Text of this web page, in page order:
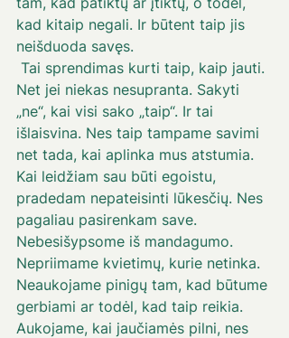
kad kitaip negali. Ir būtent taip jis
neišduoda savęs.
Net jei niekas nesupranta. Sakyti
„ne“, kai visi sako „taip“. Ir tai
išlaisvina. Nes taip tampame savimi
net tada, kai aplinka mus atstumia.
Kai leidžiam sau būti egoistu,
pradedam nepateisinti lūkesčių. Nes
pagaliau pasirenkam save.
Nebesišypsome iš mandagumo.
Nepriimame kvietimų, kurie netinka.
Neaukojame pinigų tam, kad būtume
gerbiami ar todėl, kad taip reikia.
Aukojame, kai jaučiamės pilni, nes